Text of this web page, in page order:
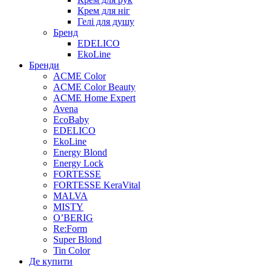
Крем для ніг
Гелі для душу
Бренд
EDELICO
EkoLine
Бренди
ACME Color
ACME Color Beauty
ACME Home Expert
Avena
EcoBaby
EDELICO
EkoLine
Energy Blond
Energy Lock
FORTESSE
FORTESSE KeraVital
MALVA
MISTY
O’BERIG
Re:Form
Super Blond
Tin Color
Де купити